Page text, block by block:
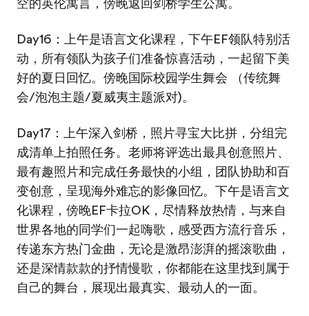
空的英伦寓言，傍晚返回剑桥学生公寓。
Day16：上午是语言文化课程，下午EF领队特别活
动，所有领队为孩子们准备惊喜活动，一起留下美
好的夏日回忆。傍晚国际校园学生舞会 （传统舞
会/泡泡主题/夏威夷主题派对)。
Day17：上午深入剑桥，照片寻宝大比拼，分组完
成清单上拍照任务。老师将评选出最具创意照片、
最有趣照片和完成任务最快的小组，团队协助和百
变创意，呈现海外难忘的影像回忆。下午是语言文
化课程，傍晚EF卡拉OK，尽情释放热情，与来自
世界各地的同学们一起嗨歌，感受西方流行音乐，
传递东方热门金曲，无论是激昂澎湃的摇滚歌曲，
还是深情款款的抒情慢歌，你都能在这里找到属于
自己的舞台，展现出最真实、最动人的一面。